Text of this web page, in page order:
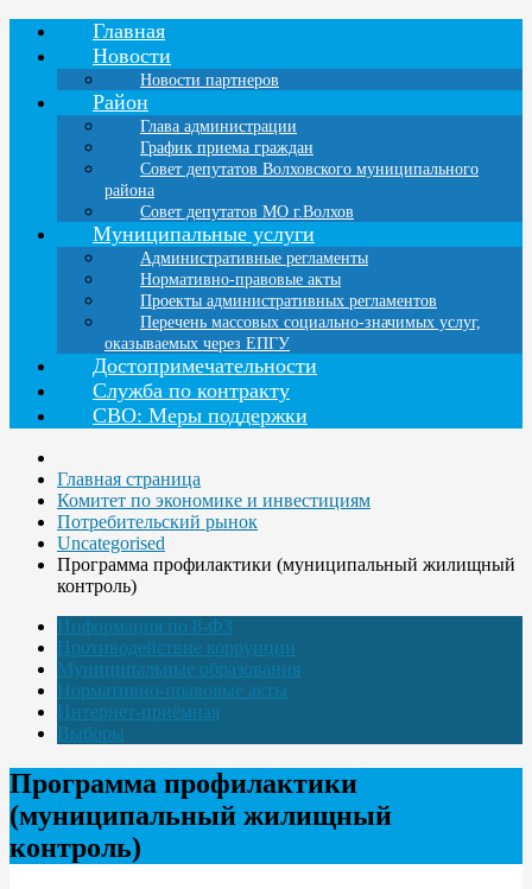
Главная
Новости
Новости партнеров
Район
Глава администрации
График приема граждан
Совет депутатов Волховского муниципального
района
Совет депутатов МО г.Волхов
Муниципальные услуги
Административные регламенты
Нормативно-правовые акты
Проекты административных регламентов
Перечень массовых социально-значимых услуг,
оказываемых через ЕПГУ
Достопримечательности
Служба по контракту
СВО: Меры поддержки
Главная страница
Комитет по экономике и инвестициям
Потребительский рынок
Uncategorised
Программа профилактики (муниципальный жилищный
контроль)
Информация по 8-ФЗ
Противодействие коррупции
Муниципальные образования
Нормативно-правовые акты
Интернет-приёмная
Выборы
Программа профилактики
(муниципальный жилищный
контроль)